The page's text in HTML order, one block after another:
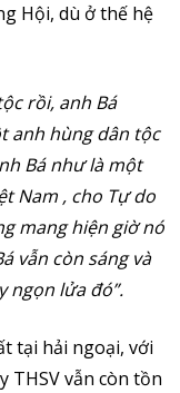
Hội, dù ở thế hệ
rồi, anh Bá
anh hùng dân tộc
Bá như là một
Nam , cho Tự do
mang hiện giờ nó
vẫn còn sáng và
ngọn lửa đó”.
tại hải ngoại, với
THSV vẫn còn tồn